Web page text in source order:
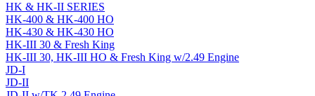
HK & HK-II SERIES
HK-400 & HK-400 HO
HK-430 & HK-430 HO
HK-III 30 & Fresh King
HK-III 30, HK-III HO & Fresh King w/2.49 Engine
JD-I
JD-II